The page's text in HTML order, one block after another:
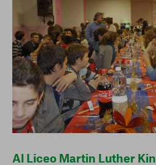
conto del fatto che il blocco di
condizionare l’esperienza sulla
funzionamento. Premendo
selezione relativa ai cookie
stata selezionata alcuna opzione,
equivarrà a rifiutare tutti i cookie.
possibile consultare la nostra
Cookie strettamente necessari
Al Liceo Martin Luther